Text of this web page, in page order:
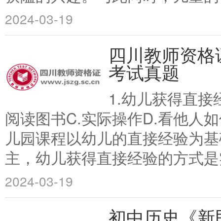
2024-03-19
四川教师资
考试真题
1.幼儿获得直接
阅读图书C.实际操作D.看他人
儿园课程以幼儿的直接经验为
主，幼儿获得直接经验的方式
2024-03-19